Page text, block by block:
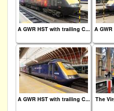
A GWR HST with trailing C... A
A GWR HST with trailing C... The